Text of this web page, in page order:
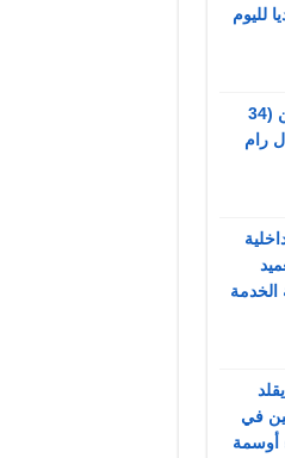
لليوم
الشرطة: مقتل مواطن (34
رام
الخدمة
في
أوسمة